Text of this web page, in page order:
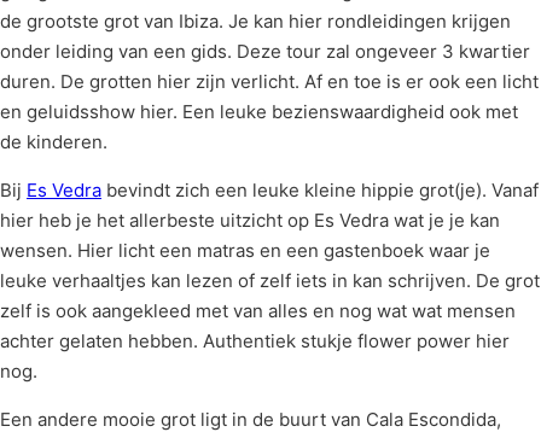
de grootste grot van Ibiza. Je kan hier rondleidingen krijgen
onder leiding van een gids. Deze tour zal ongeveer 3 kwartier
duren. De grotten hier zijn verlicht. Af en toe is er ook een licht
en geluidsshow hier. Een leuke bezienswaardigheid ook met
de kinderen.
Bij Es Vedra bevindt zich een leuke kleine hippie grot(je). Vanaf
hier heb je het allerbeste uitzicht op Es Vedra wat je je kan
wensen. Hier licht een matras en een gastenboek waar je
leuke verhaaltjes kan lezen of zelf iets in kan schrijven. De grot
zelf is ook aangekleed met van alles en nog wat wat mensen
achter gelaten hebben. Authentiek stukje flower power hier
nog.
Een andere mooie grot ligt in de buurt van Cala Escondida,